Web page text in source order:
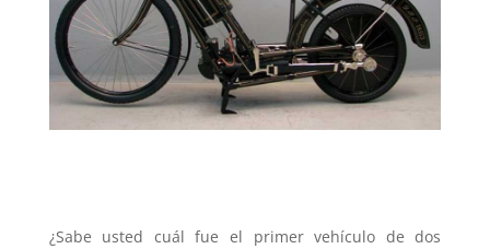
¿Sabe usted cuál fue el primer vehículo de dos